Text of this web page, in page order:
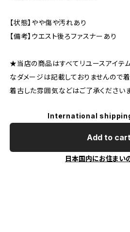
【状態】やや傷や汚れあり
【備考】ウエスト後ろファスナーあり
★当店の商品はすべてリユースアイテム
なダメージは記載しておりませんので
着古した雰囲気などはご了承くださいま
International
Add to
日本国内にお住まい